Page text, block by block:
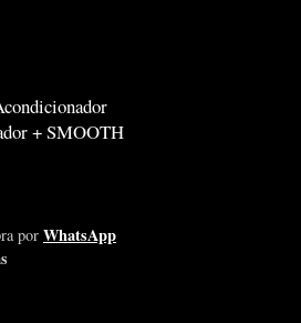
+ SMOOTH
por WhatsApp